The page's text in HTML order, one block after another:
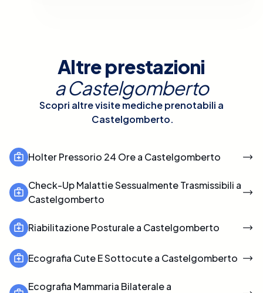
Altre prestazioni
aCastelgomberto
Scopri altre visite mediche prenotabili a
Castelgomberto.
Holter Pressorio 24 Ore a Castelgomberto
Check-Up Malattie Sessualmente Trasmissibili a
Castelgomberto
Riabilitazione Posturale a Castelgomberto
Ecografia Cute E Sottocute a Castelgomberto
Ecografia Mammaria Bilaterale a